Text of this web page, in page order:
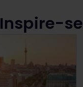
Inspire-se